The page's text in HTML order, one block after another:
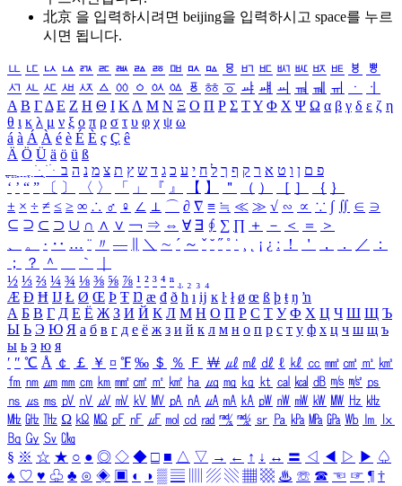
北京 을 입력하시려면 beijing을 입력하시고 space를 누르
시면 됩니다.
ㅥ ㅦ ㅧ ㅨ ㅩ ㅪ ㅫ ㅬ ㅭ ㅮ ㅯ ㅰ ㅱ ㅲ ㅳ ㅴ ㅵ ㅶ ㅷ ㅸ
ㅹ
ㅺ ㅻ ㅼ ㅽ ㅾ ㅿ ㆀ ㆁ ㆂ ㆃ ㆄ ㆅ ㆆ ㆇ ㆈ ㆉ ㆊ ㆋ ㆌ ㆍ
ㆎ
Α Β ΓΔ Ε Ζ Η Θ Ι ΚΛ Μ Ν Ξ Ο Π Ρ Σ ΤΥ Φ Χ Ψ Ω α β γ δ ε ζ η
θ ι κ λ μ ν ξ ο π ρ σ τ υ φ χ ψ ω
á à Á À é è É È ç Ç ê
Ä Ö Ü ä ö ü ß
ִֶֹ ֻּ ׁׂ פ ם ן ו ט א ר ק ף ך ל ח י ע כ ג ד ש ץ ת צ מ נ ה ב
‘ ’ “ ” 〔 〕 〈 〉 「 」 『 』 【 】 ＂ （ ） ［ ］ ｛ ｝
± × ÷ ≠ ≤ ≥ ∞ ∴ ♂ ♀ ∠ ⊥ ⌒ ∂ ∇ ≡ ≒ ≪ ≫ √ ∽ ∝ ∵ ∫ ∬ ∈ ∋
⊆ ⊇ ⊂ ⊃ ∪ ∩ ∧ ∨ ￢ ⇒ ⇔ ∀ ∃ ∮ ∑ ∏ ＋ － ＜ ＝
＞
、
。 · ‥ … ¨ 〃 ― ＼ ∼ ´ ～ ˇ ˘ ˝ ˚ ˙ ¸ ¡ ¿ ː ！ ＇ ， ． ／
：
；
？ ＾ ｀
½ ⅓ ⅔ ¼ ¾ ⅛ ⅜ ⅝ ⅞ ¹ ² ³ ⁴ ⁿ ₁ ₂ ₃ ₄
Æ Ð Ħ Ĳ Ł Ø Œ Þ Ŧ Ŋ æ đ ð ħ ı ĳ ĸ ŀ ł ø œ ß þ ŧ ŋ ŉ
А Б В Г Д Е Ё Ж З И Й К Л М Н О П Р С Т У Ф Х Ц Ч Ш Щ Ъ
Ы Ь Э Ю Я а б в г д е ё ж з и й к л м н о п р с т у ф х ц ч ш щ ъ
ы ь э ю я
′ ″ ℃ Å ￠ ￡ ￥ ¤ ℉ ‰ ＄ ％ Ｆ ￦ ㎕ ㎖ ㎗ ℓ ㎘ ㏄ ㎣ ㎤ ㎥ ㎦
㎙ ㎚ ㎛ ㎜ ㎝ ㎞ ㎟ ㎠ ㎡ ㎢ ㏊ ㎍ ㎎ ㎏ ㏏ ㎈ ㎉ ㏈ ㎧ ㎨ ㎰
㎱ ㎲ ㎳ ㎴ ㎵ ㎶ ㎷ ㎸ ㎹ ㎀ ㎁ ㎂ ㎃ ㎄ ㎺ ㎻ ㎽ ㎾ ㎿ ㎐ ㎑
㎒ ㎓ ㎔ Ω ㏀ ㏁ ㎊ ㎋ ㎌ ㏖ ㏅ ㎭ ㎮ ㎯ ㏛ ㎩ ㎪ ㎫ ㎬ ㏝ ㏐
㏓
㏃ ㏉ ㏜ ㏆
§ ※ ☆ ★ ○ ● ◎ ◇ ◆ □ ■ △ ▽ → ← ↑ ↓ ↔ 〓 ◁ ◀ ▷ ▶ ♤
♠ ♡ ♥ ♧ ♣ ⊙ ◈ ▣ ◐ ◑ ▒ ▤ ▨ ▧ ▦ ▩ ♨ ☏ ☎ ☜ ☞ ¶ †